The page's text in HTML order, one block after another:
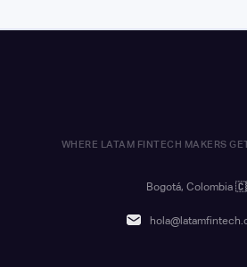
WHERE LATAM FINTECH MAKERS
Bogotá, Colombia